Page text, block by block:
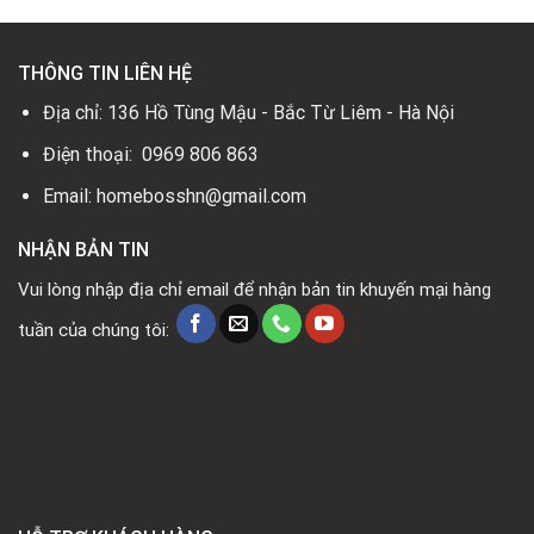
THÔNG TIN LIÊN HỆ
Địa chỉ: 136 Hồ Tùng Mậu - Bắc Từ Liêm - Hà Nội
Điện thoại: 0969 806 863
Email: homebosshn@gmail.com
NHẬN BẢN TIN
Vui lòng nhập địa chỉ email để nhận bản tin khuyến mại hàng
tuần của chúng tôi: